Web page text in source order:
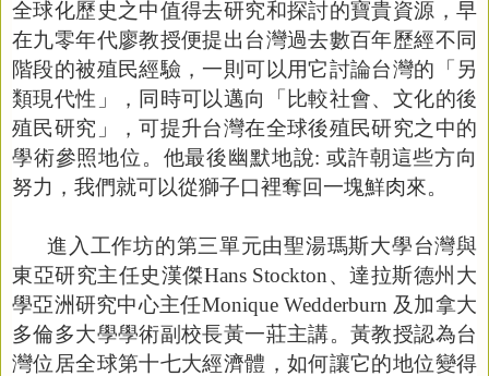
全球化歷史之中值得去研究和探討的寶貴資源，早
在九零年代廖教授便提出台灣過去數百年歷經不同
階段的被殖民經驗，一則可以用它討論台灣的「另
類現代性」，同時可以邁向「比較社會、文化的後
殖民研究」，可提升台灣在全球後殖民研究之中的
學術參照地位。他最後幽默地說:或許朝這些方向
努力，我們就可以從獅子口裡奪回一塊鮮肉來。
進入工作坊的第三單元由聖湯瑪斯大學台灣與
東亞研究主任史漢傑Hans Stockton、達拉斯德州大
學亞洲研究中心主任Monique Wedderburn 及加拿大
多倫多大學學術副校長黃一莊主講。黃教授認為台
灣位居全球第十七大經濟體，如何讓它的地位變得